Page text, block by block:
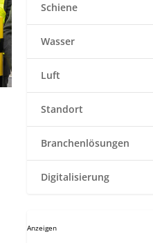
Schiene
Wasser
Luft
Standort
Branchenlösungen
Digitalisierung
Anzeigen